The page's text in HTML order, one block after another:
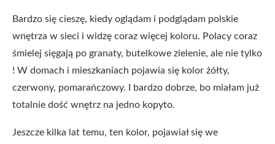
Bardzo się cieszę, kiedy oglądam i podglądam polskie
wnętrza w sieci i widzę coraz więcej koloru. Polacy coraz
śmielej sięgają po granaty, butelkowe zielenie, ale nie tylko
! W domach i mieszkaniach pojawia się kolor żółty,
czerwony, pomarańczowy. I bardzo dobrze, bo miałam już
totalnie dość wnętrz na jedno kopyto.
Jeszcze kilka lat temu, ten kolor, pojawiał się we